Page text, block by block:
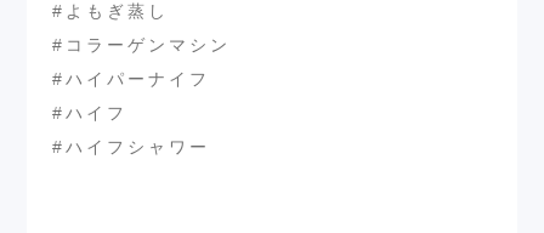
#よもぎ蒸し
#コラーゲンマシン
#ハイパーナイフ
#ハイフ
#ハイフシャワー